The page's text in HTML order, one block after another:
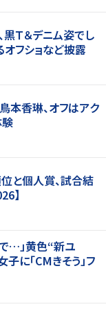
黒Ｔ＆デニム姿でし
フショなど披露
本香琳、オフはアク
と個人賞、試合結
】
…」黄色“新ユ
に「CMきそう」フ